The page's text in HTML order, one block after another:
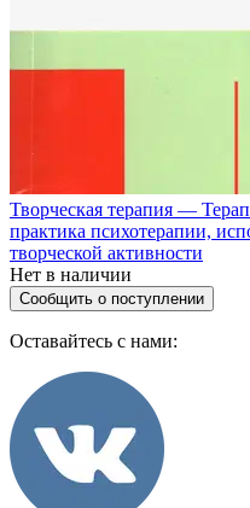
Творческая терапия —
практика психотерапии,
творческой активности
Нет в наличии
Сообщить о поступлении
Оставайтесь с нами: